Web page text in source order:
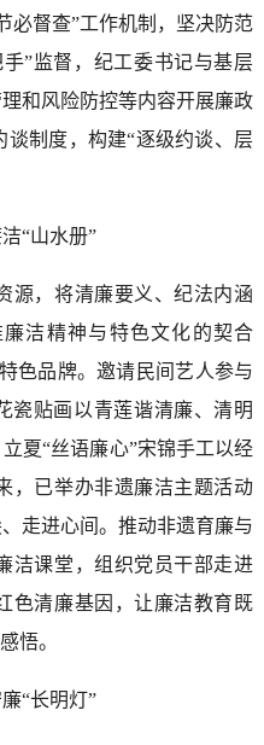
必督查”工作机制，坚决防范
”监督，纪工委书记与基层
和风险防控等内容开展廉政
制度，构建“逐级约谈、层
“山水册”
源，将清廉要义、纪法内涵
洁精神与特色文化的契合
色品牌。邀请民间艺人参与
瓷贴画以青莲谐清廉、清明
夏“丝语廉心”宋锦手工以经
，已举办非遗廉洁主题活动
走进心间。推动非遗育廉与
洁课堂，组织党员干部走进
色清廉基因，让廉洁教育既
悟。
“长明灯”